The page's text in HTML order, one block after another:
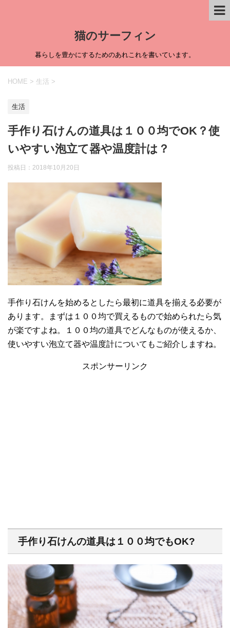
猫のサーフィン
暮らしを豊かにするためのあれこれを書いています。
HOME > 生活 >
生活
手作り石けんの道具は１００均でOK？使
いやすい泡立て器や温度計は？
投稿日： 2018年10月20日
手作り石けんを始めるとしたら最初に道具を揃える必要が
あります。まずは１００均で買えるもので始められたら気
が楽ですよね。１００均の道具でどんなものが使えるか、
使いやすい泡立て器や温度計についてもご紹介しますね。
スポンサーリンク
手作り石けんの道具は１００均でもOK?